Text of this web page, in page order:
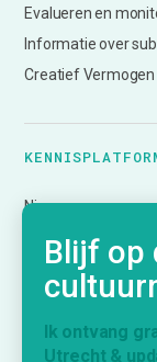
Evalueren en
Informatie over
Creatief Vermogen
Nieuws
Agenda
Inspiratie
Vraag & Aanbod
Bijdrage indienen
Blijf op
Ik ontvang
Utrecht &